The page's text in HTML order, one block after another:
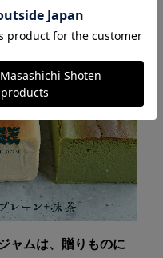
ら
ャムは、贈りものに